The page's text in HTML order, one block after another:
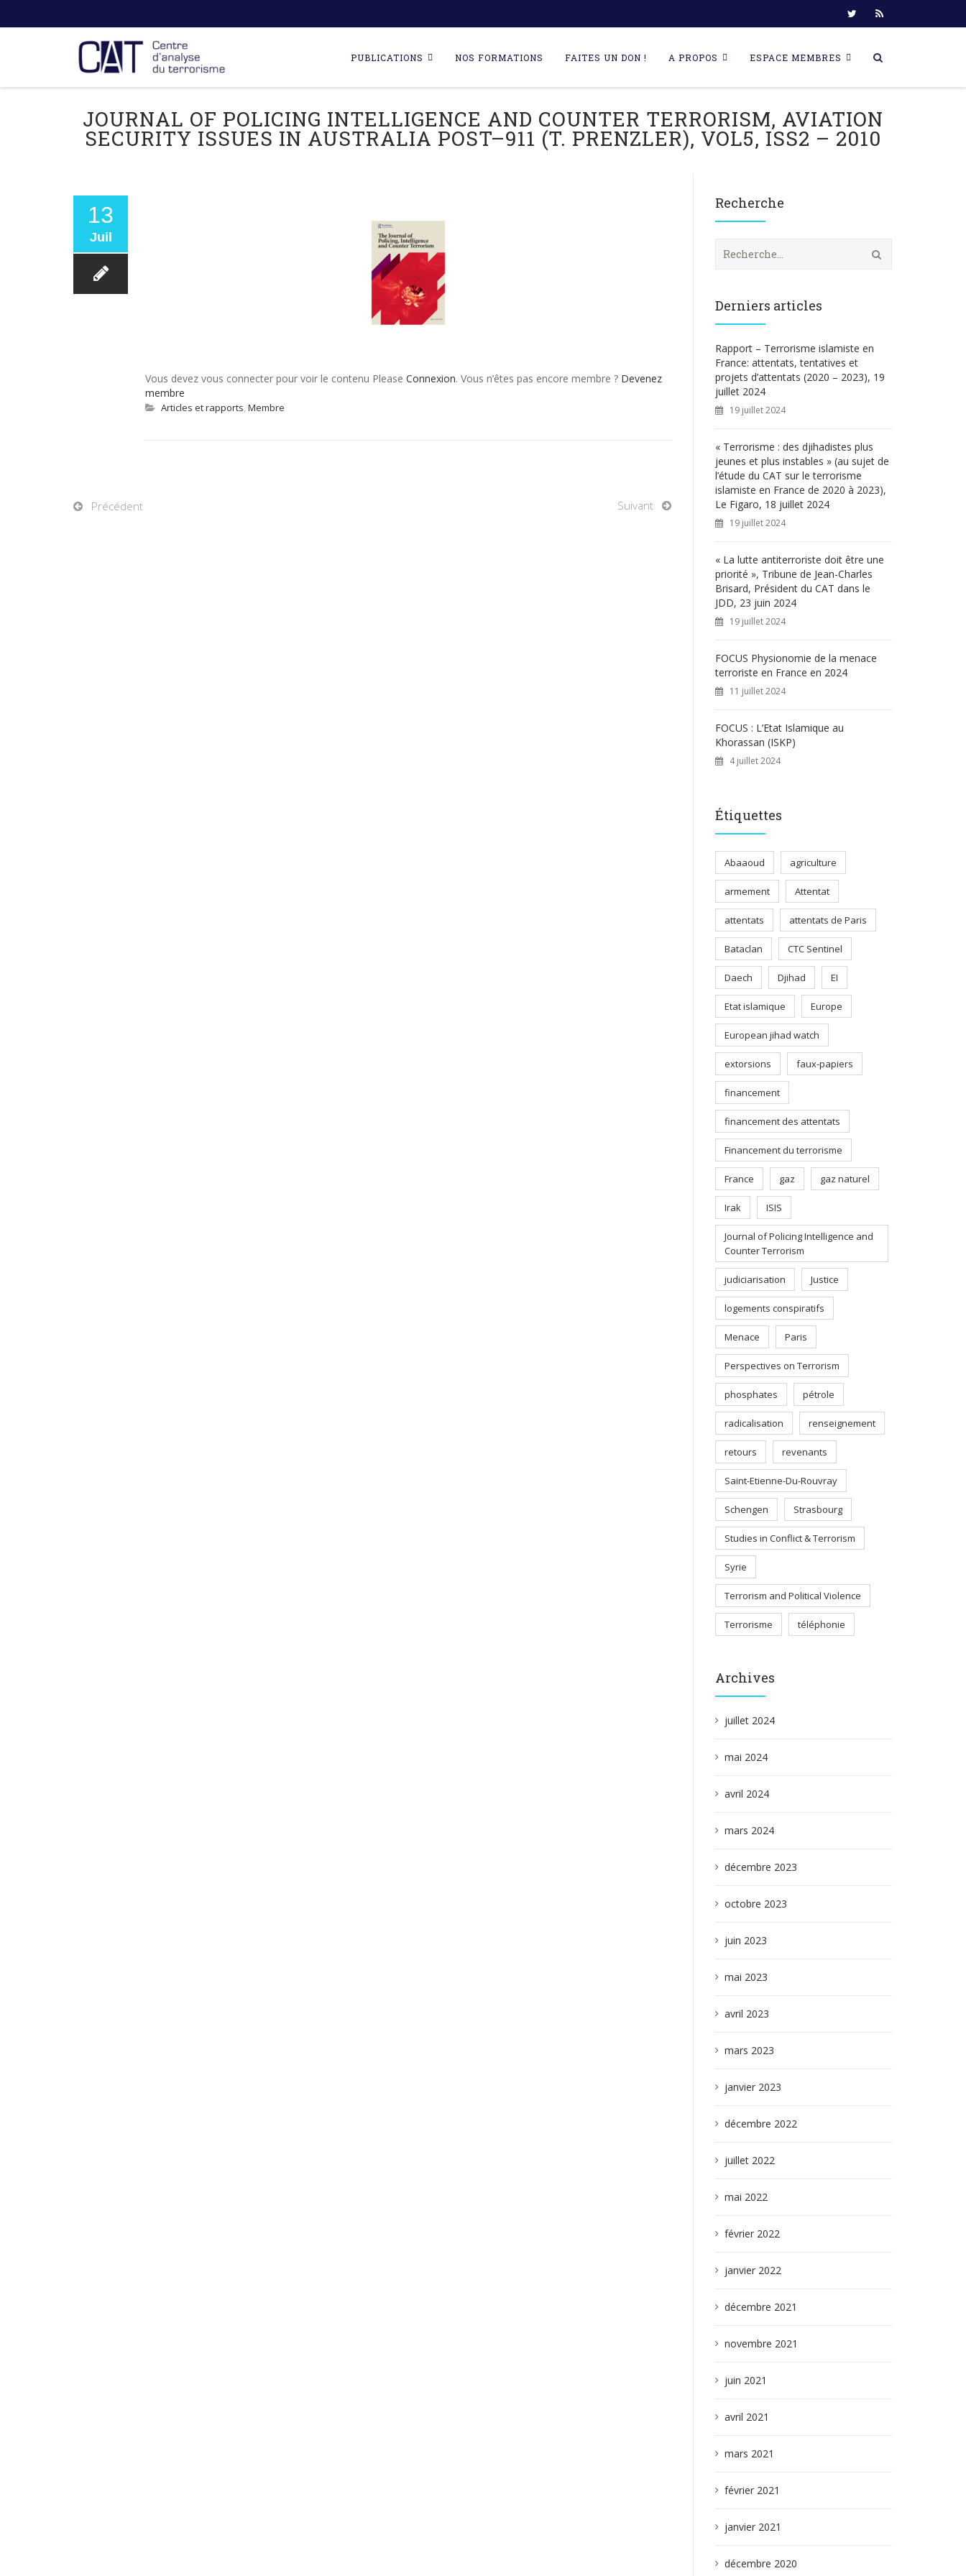
content
PUBLICATIONS NOS FORMATIONS FAITES UN DON ! A PROPOS ESPACE MEMBRES
JOURNAL OF POLICING INTELLIGENCE AND COUNTER TERRORISM, AVIATION
SECURITY ISSUES IN AUSTRALIA POST–911 (T. PRENZLER), VOL5, ISS2 – 2010
13
Juil
Vous devez vous connecter pour voir le contenu Please Connexion. Vous n’êtes pas encore membre ? Devenez
membre
Articles et rapports, Membre
Précédent Suivant
Recherche
e
h
e
r
:
Derniers articles
Rapport – Terrorisme islamiste en
France: attentats, tentatives et
projets d’attentats (2020 – 2023), 19
juillet 2024
19 juillet 2024
« Terrorisme : des djihadistes plus
jeunes et plus instables » (au sujet de
l’étude du CAT sur le terrorisme
islamiste en France de 2020 à 2023),
Le Figaro, 18 juillet 2024
19 juillet 2024
« La lutte antiterroriste doit être une
priorité », Tribune de Jean-Charles
Brisard, Président du CAT dans le
JDD, 23 juin 2024
19 juillet 2024
FOCUS Physionomie de la menace
terroriste en France en 2024
11 juillet 2024
FOCUS : L’Etat Islamique au
Khorassan (ISKP)
4 juillet 2024
Étiquettes
Abaaoud agriculture
armement Attentat
attentats attentats de Paris
Bataclan CTC Sentinel
Daech Djihad EI
Etat islamique Europe
European jihad watch
extorsions faux-papiers
financement
financement des attentats
Financement du terrorisme
France gaz gaz naturel
Irak ISIS
Journal of Policing Intelligence and
Counter Terrorism
judiciarisation Justice
logements conspiratifs
Menace Paris
Perspectives on Terrorism
phosphates pétrole
radicalisation renseignement
retours revenants
Saint-Etienne-Du-Rouvray
Schengen Strasbourg
Studies in Conflict & Terrorism
Syrie
Terrorism and Political Violence
Terrorisme téléphonie
Archives
juillet 2024
mai 2024
avril 2024
mars 2024
décembre 2023
octobre 2023
juin 2023
mai 2023
avril 2023
mars 2023
janvier 2023
décembre 2022
juillet 2022
mai 2022
février 2022
janvier 2022
décembre 2021
novembre 2021
juin 2021
avril 2021
mars 2021
février 2021
janvier 2021
décembre 2020